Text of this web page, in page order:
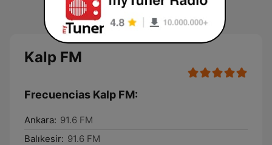
Kalp FM
Frecuencias Kalp FM:
Ankara: 91.6 FM
Balıkesir: 91.6 FM